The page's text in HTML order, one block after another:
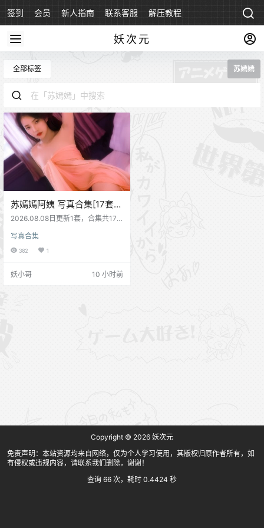
签到 会员 新人指南 联系客服 解压教程
妖次元
全部标签 苏嫣嫣
苏嫣嫣阿姨 写真合集[17套]
[持续更新]
2026.08.08日更新1套，合集共17
写真合集
382 1
妖小哥 10 小时前
Copyright © 2026 妖次元
免责声明：本站资源均来自网络，仅为个人学习使用，其版权归原作者所有，如
有侵权或违规内容，请联系我们删除，谢谢！
查询 66 次，耗时 0.4424 秒